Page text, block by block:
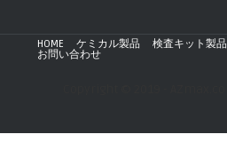
HOME ケミカル製品 検査キット製品
お問い合わせ